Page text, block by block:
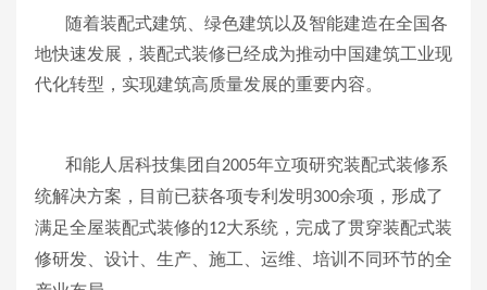
随着装配式建筑、绿色建筑以及智能建造在全国各
地快速发展，装配式装修已经成为推动中国建筑工业现
代化转型，实现建筑高质量发展的重要内容。
和能人居科技集团自2005年立项研究装配式装修系
统解决方案，目前已获各项专利发明300余项，形成了
满足全屋装配式装修的12大系统，完成了贯穿装配式装
修研发、设计、生产、施工、运维、培训不同环节的全